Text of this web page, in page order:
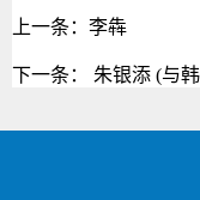
上一条： 李犇
下一条： 朱银添 (与